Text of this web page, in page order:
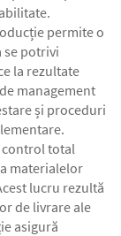
permite o
se potrivi
la rezultate
management
și proceduri
control total
materialelor
lucru rezultă
de livrare ale
asigură